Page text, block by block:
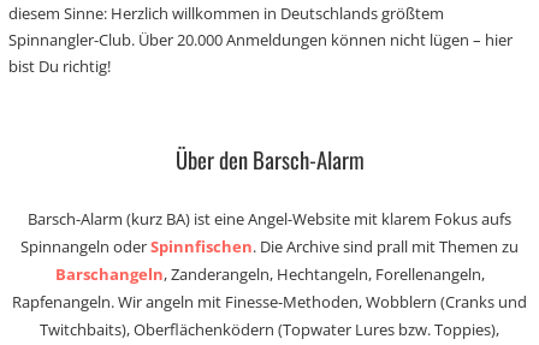
diesem Sinne: Herzlich willkommen in Deutschlands größtem
Spinnangler-Club. Über 20.000 Anmeldungen können nicht lügen – hier
bist Du richtig!
Über den Barsch-Alarm
Barsch-Alarm (kurz BA) ist eine Angel-Website mit klarem Fokus aufs
Spinnangeln oderSpinnfischen. Die Archive sind prall mit Themen zu
Barschangeln, Zanderangeln, Hechtangeln, Forellenangeln,
Rapfenangeln. Wir angeln mit Finesse-Methoden, Wobblern (Cranks und
Twitchbaits), Oberflächenködern (Topwater Lures bzw. Toppies),